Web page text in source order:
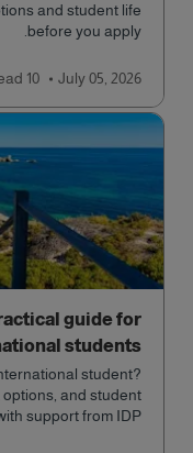
and student life
before you apply.
July 05, 2026
10 min
guide for
students
student?
and student
support from IDP.